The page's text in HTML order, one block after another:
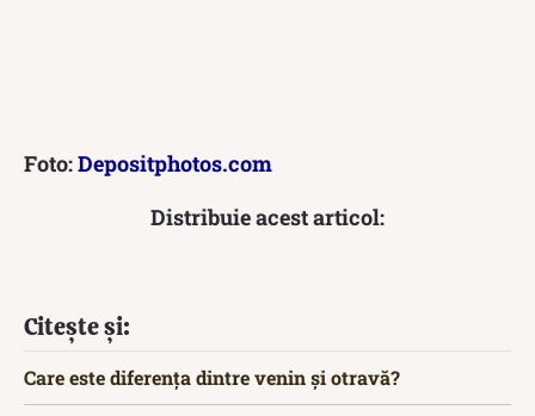
Foto:Depositphotos.com
Distribuie acest articol:
Citește și:
Care este diferența dintre venin și otravă?